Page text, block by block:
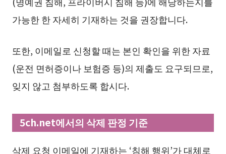
가능한 한 자세히 기재하는 것을 권장합니다.
또한, 이메일로 신청할 때는 본인 확인을 위한 자료
(운전 면허증이나 보험증 등)의 제출도 요구되므로,
잊지 않고 첨부하도록 합시다.
5ch.net에서의 삭제 판정 기준
삭제 요청 이메일에 기재하는 ‘침해 행위’가 대체로